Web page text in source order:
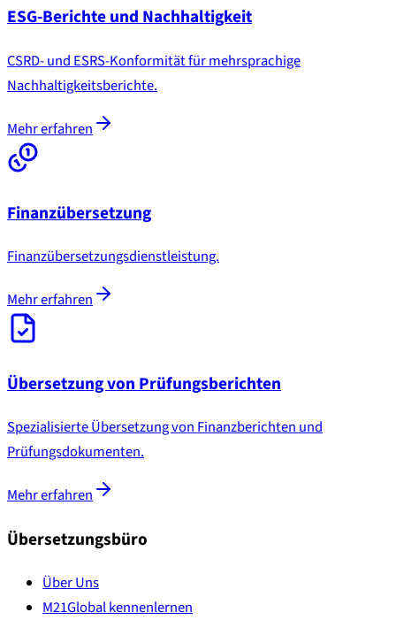
ESG-Berichte und Nachhaltigkeit
CSRD- und ESRS-Konformität für mehrsprachige
Nachhaltigkeitsberichte.
Mehr erfahren
Finanzübersetzung
Finanzübersetzungsdienstleistung.
Mehr erfahren
Übersetzung von Prüfungsberichten
Spezialisierte Übersetzung von Finanzberichten und
Prüfungsdokumenten.
Mehr erfahren
Übersetzungsbüro
Über Uns
M21Global kennenlernen